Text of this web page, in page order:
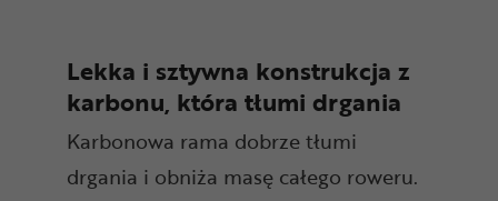
Lekka i sztywna konstrukcja z
karbonu, która tłumi drgania
Karbonowa rama dobrze tłumi
drgania i obniża masę całego roweru.